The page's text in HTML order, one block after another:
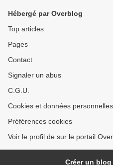
Hébergé par Overblog
Top articles
Pages
Contact
Signaler un abus
C.G.U.
Cookies et données personnelles
Préférences cookies
Voir le profil de sur le portail
Créer un